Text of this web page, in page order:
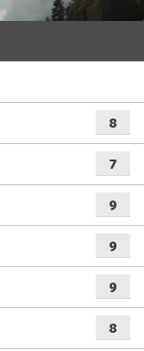
8
7
9
9
9
8